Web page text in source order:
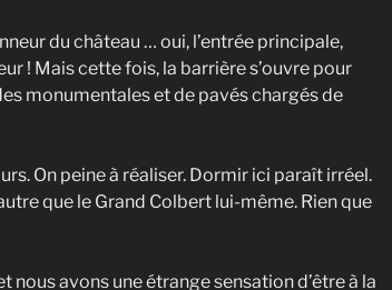
du château … oui, l’entrée principale,
! Mais cette fois, la barrière s’ouvre pour
monumentales et de pavés chargés de
On peine à réaliser. Dormir ici paraît irréel.
que le Grand Colbert lui-même. Rien que
avons une étrange sensation d’être à la